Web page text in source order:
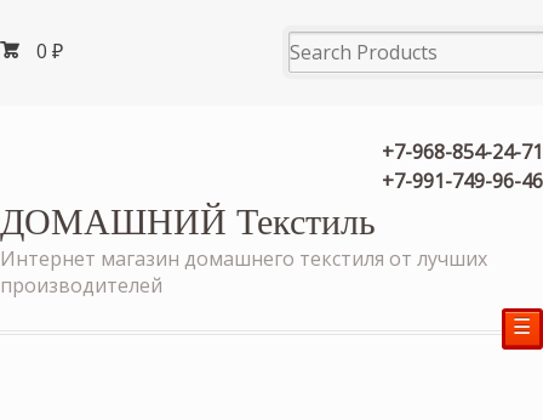
0 ₽
+7-968-854-24-71
+7-991-749-96-46
ДОМАШНИЙ Текстиль
Интернет магазин домашнего текстиля от лучших
производителей
☰